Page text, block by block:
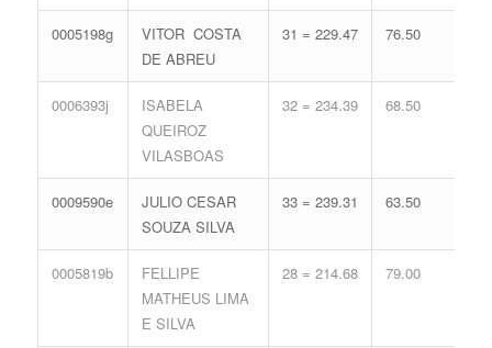
0005198g
VITOR COSTA
DE ABREU
31 = 229.47 76.50
0006393j
ISABELA
QUEIROZ
VILASBOAS
32 = 234.39 68.50
0009590e
JULIO CESAR
SOUZA SILVA
33 = 239.31 63.50
0005819b
FELLIPE
MATHEUS LIMA
E SILVA
28 = 214.68 79.00